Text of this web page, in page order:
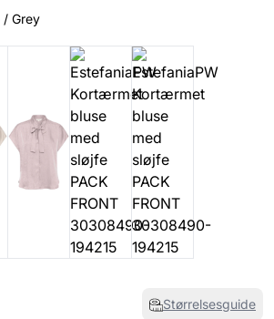
/ Grey
Størrelsesguide